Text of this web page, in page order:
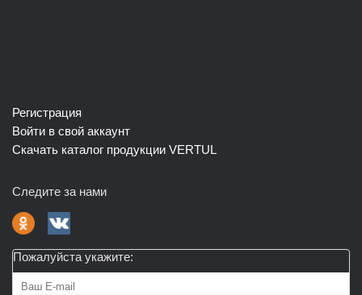
Регистрация
Войти в свой аккаунт
Скачать каталог продукции VERTUL
Следите за нами
Пожалуйста укажите: